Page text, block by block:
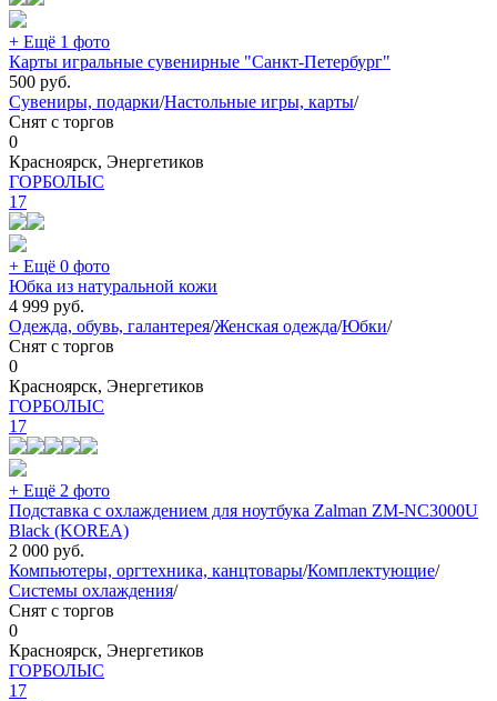
+ Ещё 1 фото
Карты игральные сувенирные "Санкт-Петербург"
500 руб.
Сувениры, подарки/Настольные игры, карты/
Снят с торгов
0
Красноярск, Энергетиков
ГОРБОЛЫС
17
+ Ещё 0 фото
Юбка из натуральной кожи
4 999 руб.
Одежда, обувь, галантерея/Женская одежда/Юбки/
Снят с торгов
0
Красноярск, Энергетиков
ГОРБОЛЫС
17
+ Ещё 2 фото
Подставка с охлаждением для ноутбука Zalman ZM-NC3000U
Black (KOREA)
2 000 руб.
Компьютеры, оргтехника, канцтовары/Комплектующие/
Системы охлаждения/
Снят с торгов
0
Красноярск, Энергетиков
ГОРБОЛЫС
17